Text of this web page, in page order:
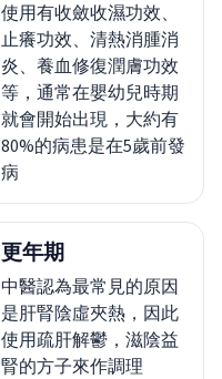
使用有收斂收濕功效、
止癢功效、清熱消腫消
炎、養血修復潤膚功效
等，通常在嬰幼兒時期
就會開始出現，大約有
80%的病患是在5歲前發
病
更年期
中醫認為最常見的原因
是肝腎陰虛夾熱，因此
使用疏肝解鬱，滋陰益
腎的方子來作調理